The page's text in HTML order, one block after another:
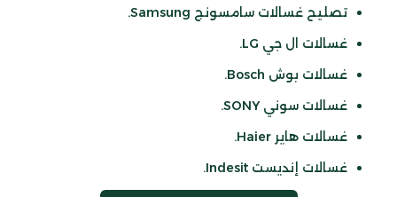
تصليح غسالات سامسونج Samsung.
غسالات ال جي LG.
غسالات بوش Bosch.
غسالات سوني SONY.
غسالات هاير Haier.
غسالات إنديست Indesit.